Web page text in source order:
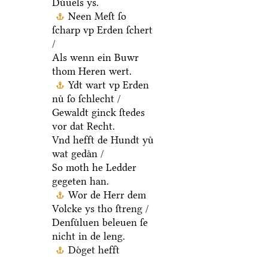
Duͤuels ys.
Neen Meſt ſo
ſcharp vp Erden ſchert
/
Als wenn ein Buwr
thom Heren wert.
Ydt wart vp Erden
nuͤ ſo ſchlecht /
Gewaldt ginck ſtedes
vor dat Recht.
Vnd hefft de Hundt yuͤ
wat gedaͤn /
So moth he Ledder
gegeten han.
Wor de Herr dem
Volcke ys tho ſtreng /
Denſuͤluen beleuen ſe
nicht in de leng.
Doͤget hefft